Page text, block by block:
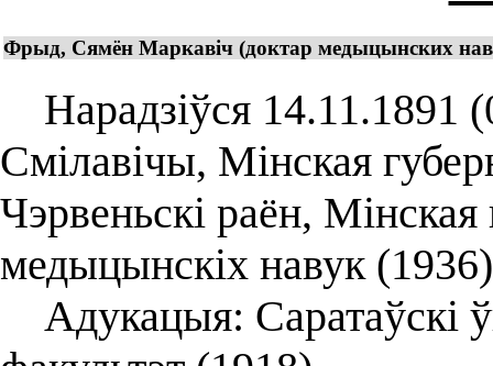
Фрыд, Сямён Маркавіч (доктар медыцынских
Нарадзіўся 14.11.1891
Смілавічы, Мінская
Чэрвеньскі раён,
медыцынскіх навук
Адукацыя: Саратаўскі